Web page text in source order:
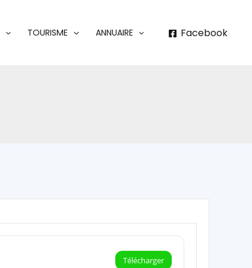
TOURISME ANNUAIRE Facebook
Télécharger